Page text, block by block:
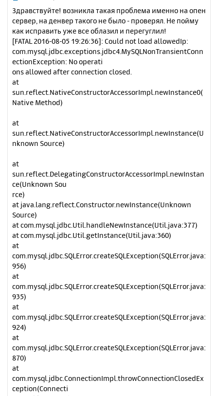
о
б
щ
е
н
и
е
Здравствуйте! возникла такая проблема именно на опен
сервер, на денвер такого не было - проверял. Не пойму
как исправить уже все облазил и перегуглил!
[FATAL 2016-08-05 19:26:36]: Could not load allowedIp:
com.mysql.jdbc.exceptions.jdbc4.MySQLNonTransientConn
ectionException: No operati
ons allowed after connection closed.
at
sun.reflect.NativeConstructorAccessorImpl.newInstance0(
Native Method)
at
sun.reflect.NativeConstructorAccessorImpl.newInstance(U
nknown Source)
at
sun.reflect.DelegatingConstructorAccessorImpl.newInstan
ce(Unknown Sou
rce)
at java.lang.reflect.Constructor.newInstance(Unknown
Source)
at com.mysql.jdbc.Util.handleNewInstance(Util.java:377)
at com.mysql.jdbc.Util.getInstance(Util.java:360)
at
com.mysql.jdbc.SQLError.createSQLException(SQLError.java:
956)
at
com.mysql.jdbc.SQLError.createSQLException(SQLError.java:
935)
at
com.mysql.jdbc.SQLError.createSQLException(SQLError.java:
924)
at
com.mysql.jdbc.SQLError.createSQLException(SQLError.java:
870)
at
com.mysql.jdbc.ConnectionImpl.throwConnectionClosedEx
ception(Connecti